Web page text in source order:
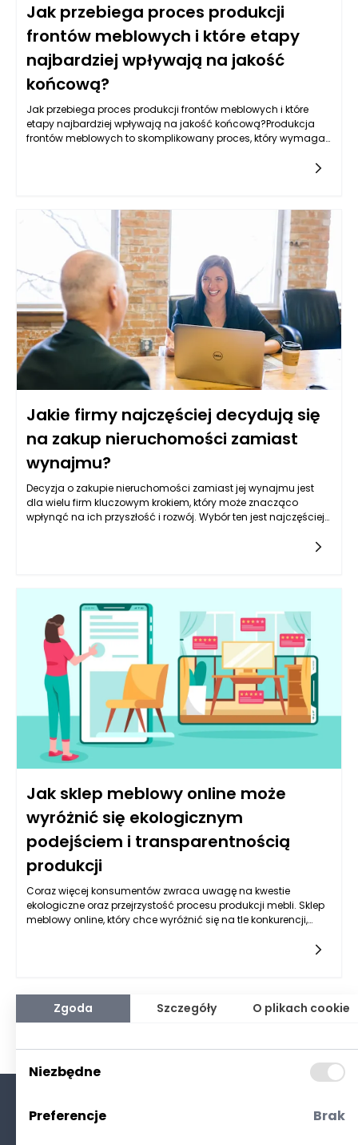
Jak przebiega proces produkcji
frontów meblowych i które etapy
najbardziej wpływają na jakość
końcową?
Jak przebiega proces produkcji frontów meblowych i które
etapy najbardziej wpływają na jakość końcową?Produkcja
frontów meblowych to skomplikowany proces, który wymaga
Jakie firmy najczęściej decydują się
na zakup nieruchomości zamiast
wynajmu?
Decyzja o zakupie nieruchomości zamiast jej wynajmu jest
dla wielu firm kluczowym krokiem, który może znacząco
wpłynąć na ich przyszłość i rozwój. Wybór ten jest najczęściej
Jak sklep meblowy online może
wyróżnić się ekologicznym
podejściem i transparentnością
produkcji
Coraz więcej konsumentów zwraca uwagę na kwestie
ekologiczne oraz przejrzystość procesu produkcji mebli. Sklep
meblowy online, który chce wyróżnić się na tle konkurencji,
naturalnymi oraz minimalizowanie wpływu na środowisko. Z
kolei transparentność produkcji to jasne i zrozumiałe
informowanie klientów o procesie wytwarzania mebli,
pracują pracownicy. Tego rodzaju akcje nie tylko przyciągają
świadomych konsumentów, ale również budują zaufanie do
marki.
Zgoda Szczegóły O plikach cookie
Niezbędne
Preferencje Brak